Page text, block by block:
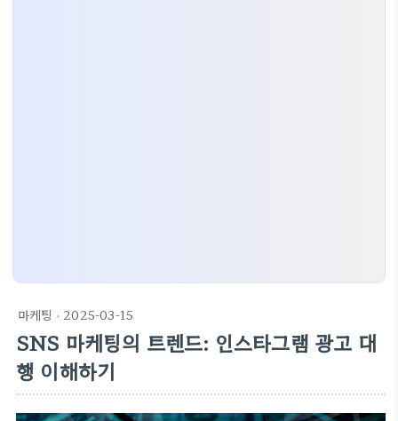
마케팅 · 2025-03-15
SNS 마케팅의 트렌드: 인스타그램 광고 대
행 이해하기